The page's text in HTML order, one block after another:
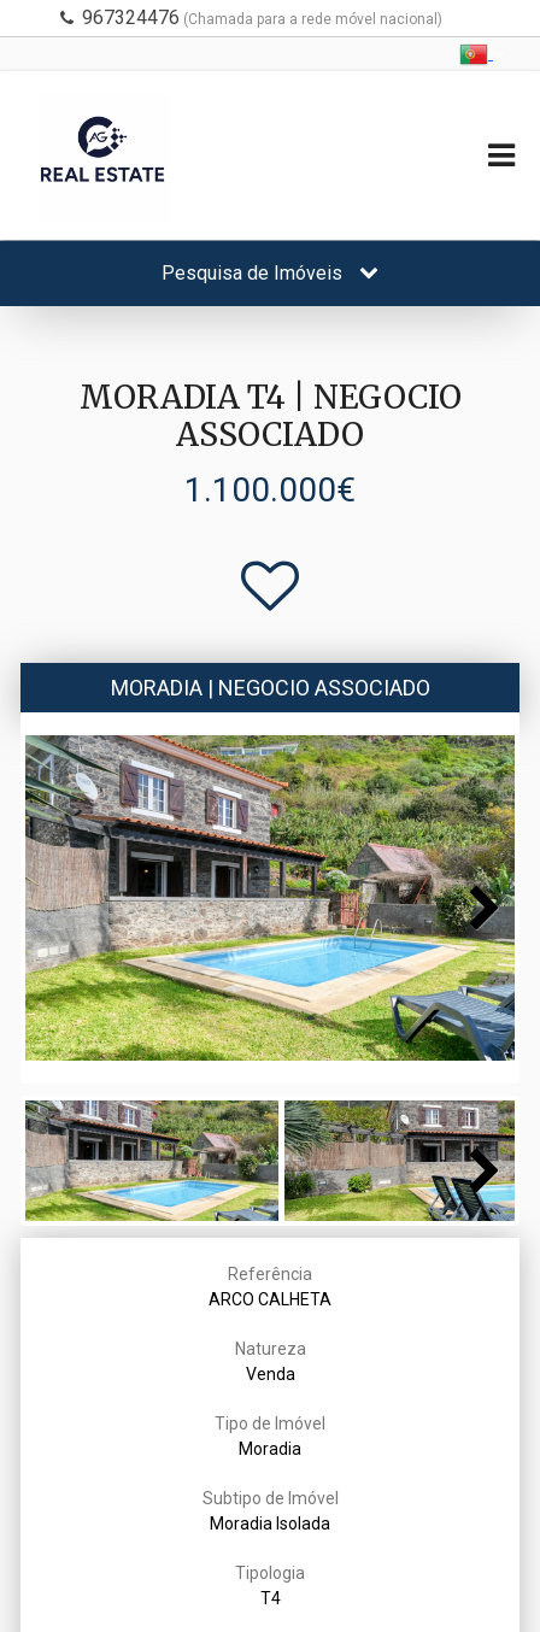
967324476 (Chamada para a rede móvel nacional)
Pesquisa de Imóveis
MORADIA T4 | NEGOCIO
ASSOCIADO
1.100.000€
MORADIA | NEGOCIO ASSOCIADO
Next
Next
Referência
ARCO CALHETA
Natureza
Venda
Tipo de Imóvel
Moradia
Subtipo de Imóvel
Moradia Isolada
Tipologia
T4